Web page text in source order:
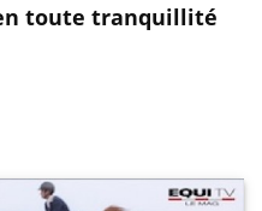
toute tranquillité